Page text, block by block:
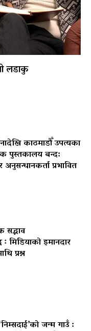
लडाकु
काठमाडौँ उपत्यका
पुस्तकालय बन्द:
र अनुसन्धानकर्ता प्रभावित
सद्भाव
ः मिडियाको इमानदार
प्रश्न
जन्म गाउँ :